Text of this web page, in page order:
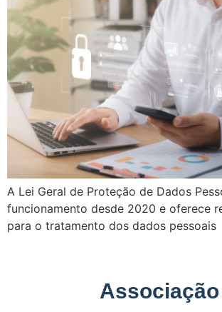
A Lei Geral de Proteção de Dados
funcionamento desde 2020 e oferece
para o tratamento dos dados pessoais
Associação